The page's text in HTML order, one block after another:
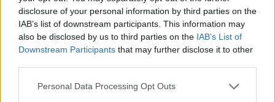
disclosure of your personal information by third parties on the
IAB’s list of downstream participants. This information may
also be disclosed by us to third parties on the IAB’s List of
Downstream Participants that may further disclose it to other
Personal Data Processing Opt Outs
Αφιέρωμα «Έγκλημα και Τιμωρία» στο
ERTflix με αληθινές ιστορίες
εγκλημάτων